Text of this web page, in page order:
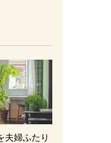
夫婦ふたり